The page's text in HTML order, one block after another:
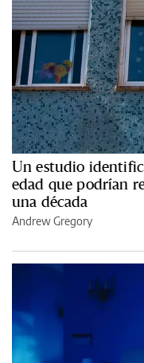
Un estudio
edad que podrían
una década
Andrew Gregory